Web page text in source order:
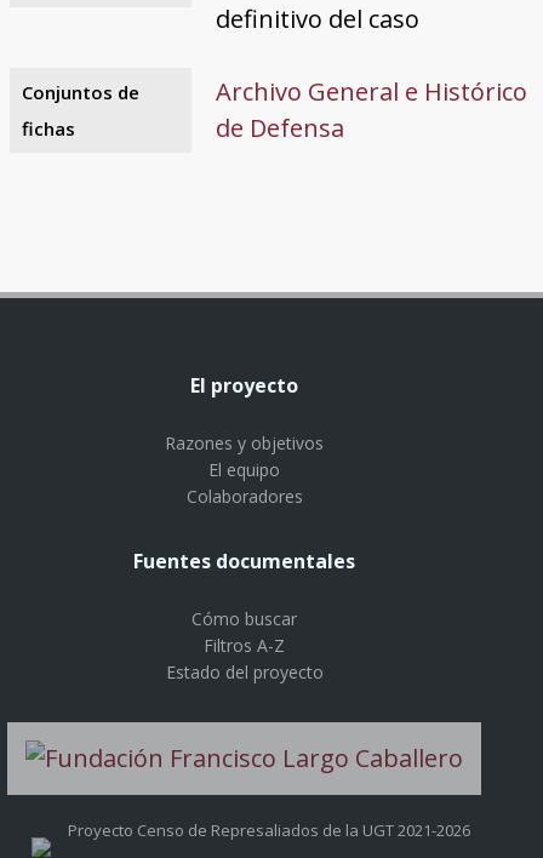
definitivo del caso
Conjuntos de
fichas
Archivo General e Histórico
de Defensa
El proyecto
Razones y objetivos
El equipo
Colaboradores
Fuentes documentales
Cómo buscar
Filtros A-Z
Estado del proyecto
Proyecto Censo de Represaliados de la UGT 2021-2026